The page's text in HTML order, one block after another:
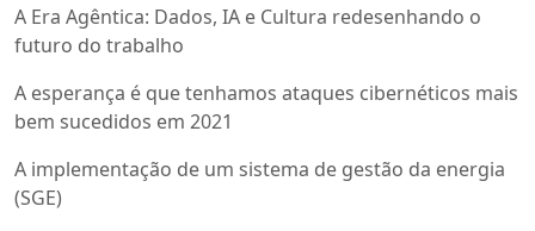
A Era Agêntica: Dados, IA e Cultura redesenhando o
futuro do trabalho
A esperança é que tenhamos ataques cibernéticos mais
bem sucedidos em 2021
A implementação de um sistema de gestão da energia
(SGE)